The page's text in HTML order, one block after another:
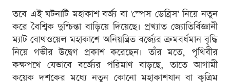
তবে এই ঘটনাটি মহাকাশ বর্জ্য বা 'স্পেস ডেব্রিস' নিয়ে নতুন
করে বৈশ্বিক দুশ্চিন্তা বাড়িয়ে দিয়েছে। প্রখ্যাত জ্যোতির্বিজ্ঞানী
ম্যাট বোথওয়েল মহাকাশে অনিয়ন্ত্রিত বর্জ্যের ক্রমবর্ধমান বৃদ্ধি
নিয়ে গভীর উদ্বেগ প্রকাশ করেছেন। তাঁর মতে, পৃথিবীর
কক্ষপথে যেভাবে বর্জ্যের পরিমাণ বাড়ছে, তাতে আগামী
কয়েক দশকের মধ্যে নতুন কোনো মহাকাশযান বা কৃত্রিম